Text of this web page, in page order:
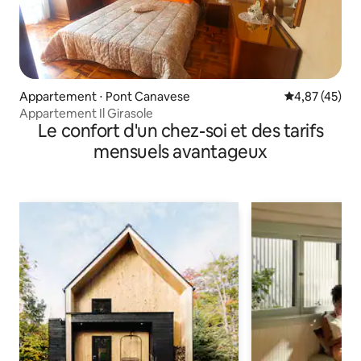
Appartement ⋅ Pont Canavese Évaluation
4,87 (45)
Appartement Il Girasole
Le confort d'un chez-soi et des tarifs
mensuels avantageux